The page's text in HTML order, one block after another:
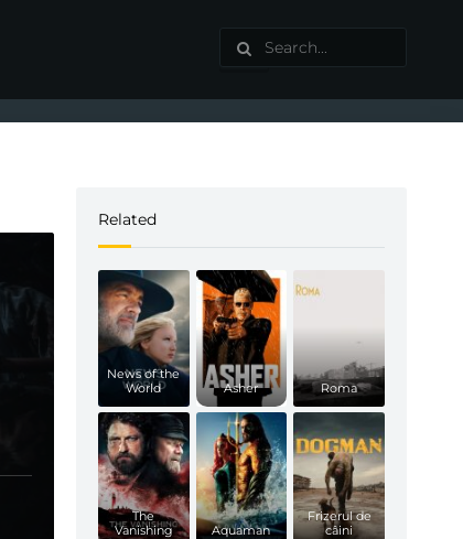
Related
News of the
World
Asher Roma
The
Vanishing
Aquaman
Frizerul de
câini